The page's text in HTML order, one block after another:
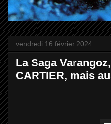
vendredi 16 février 2024
La Saga
CARTIER, mais